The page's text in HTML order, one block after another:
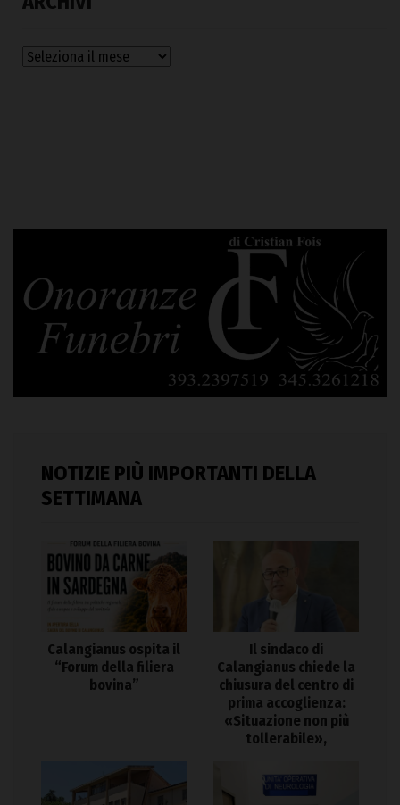
Archivi
NOTIZIE PIÙ IMPORTANTI DELLA
SETTIMANA
Calangianus ospita il
“Forum della filiera
bovina”
Il sindaco di
Calangianus chiede la
chiusura del centro di
prima accoglienza:
«Situazione non più
tollerabile»,